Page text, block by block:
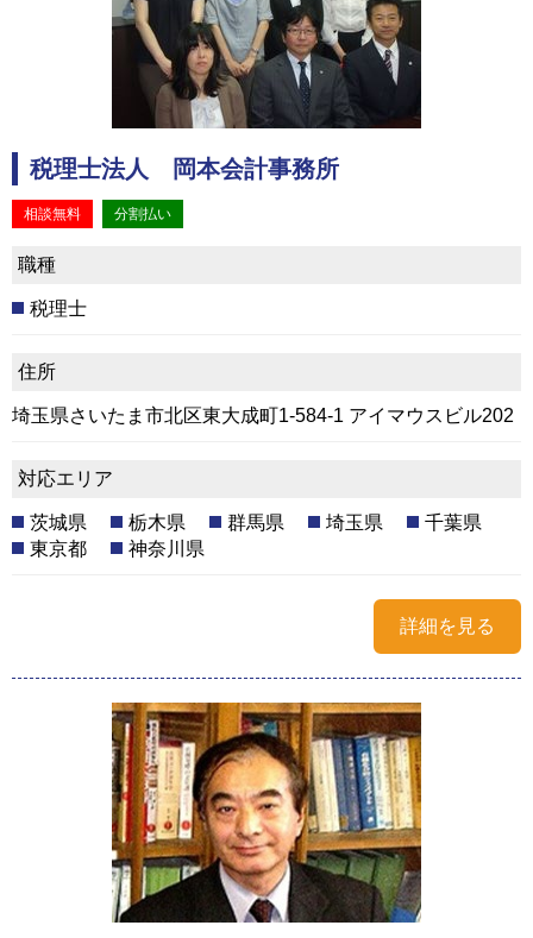
税理士法人 岡本会計事務所
相談無料 分割払い
職種
税理士
住所
埼玉県さいたま市北区東大成町1-584-1 アイマウスビル202
対応エリア
茨城県 栃木県 群馬県 埼玉県
千葉県
東京都
神奈川県
詳細を見る